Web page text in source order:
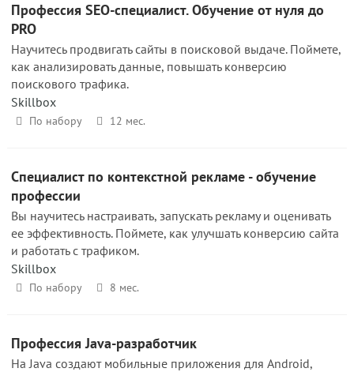
Профессия SEO-специалист. Обучение от нуля до
PRO
Научитесь продвигать сайты в поисковой выдаче. Поймете,
как анализировать данные, повышать конверсию
поискового трафика.
Skillbox
По набору 12 мес.
Специалист по контекстной рекламе - обучение
профессии
Вы научитесь настраивать, запускать рекламу и оценивать
ее эффективность. Поймете, как улучшать конверсию сайта
и работать с трафиком.
Skillbox
По набору 8 мес.
Профессия Java-разработчик
На Java создают мобильные приложения для Android,